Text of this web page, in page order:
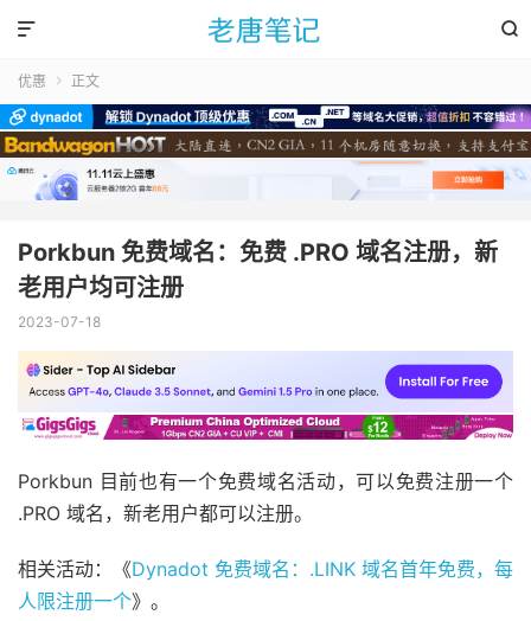


优惠  正文
Porkbun 免费域名：免费 .PRO 域名注册，新
老用户均可注册
2023-07-18
Porkbun 目前也有一个免费域名活动，可以免费注册一个
.PRO 域名，新老用户都可以注册。
相关活动：《Dynadot 免费域名：.LINK 域名首年免费，每
人限注册一个》。